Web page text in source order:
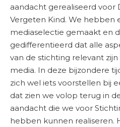
aandacht gerealiseerd voor
Vergeten Kind. We hebben
mediaselectie gemaakt en
gedifferentieerd dat alle
van de stichting relevant
media. In deze bijzondere
zich wel iets voorstellen bij
dat zien we volop terug in
aandacht die we voor
hebben kunnen realiseren.